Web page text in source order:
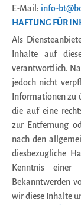
E-Mail: info-
HAFTUNG FÜR
Als
Inhalte auf
verantwortlich.
jedoch nicht
Informationen zu
die auf eine
zur Entfernung
nach den
diesbezügliche
Kenntnis einer
Bekanntwerden
wir diese Inhalte